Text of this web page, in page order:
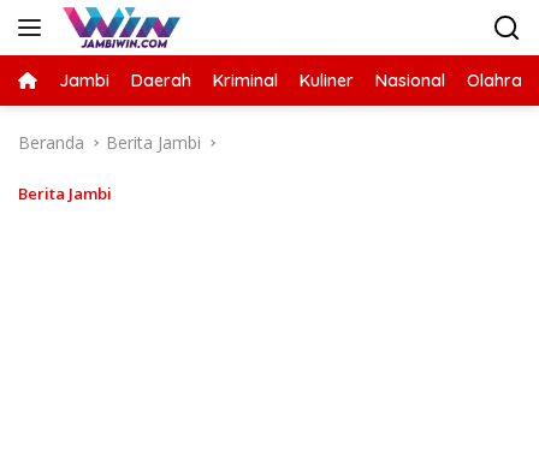
Langsung
Jambi Daerah Kriminal Kuliner Nasional
Beranda Berita Jambi
Berita Jambi